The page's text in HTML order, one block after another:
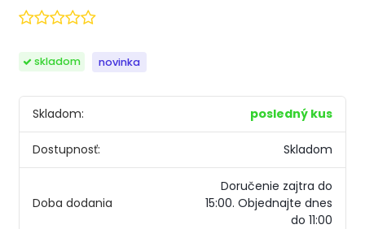
skladom novinka
Skladom: posledný kus
Dostupnosť: Skladom
Doba dodania
Doručenie zajtra do
15:00. Objednajte dnes
do 11:00